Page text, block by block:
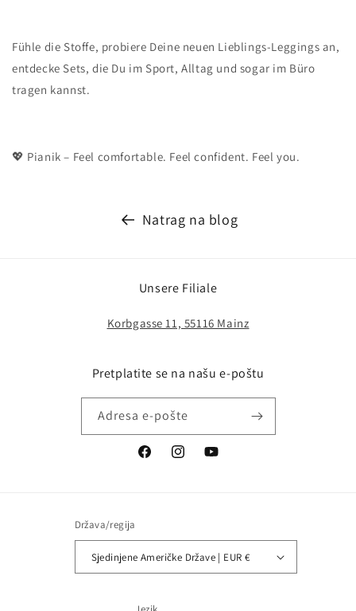
Fühle die Stoffe, probiere Deine neuen Lieblings-Leggings an,
entdecke Sets, die Du im Sport, Alltag und sogar im Büro
tragen kannst.
💖 Pianik – Feel comfortable. Feel confident. Feel you.
Natrag na blog
Unsere Filiale
Korbgasse 11, 55116 Mainz
Pretplatite se na našu e-poštu
Adresa e-pošte
FacebookInstagramYouTube
Država/regija
Sjedinjene Američke Države | EUR €